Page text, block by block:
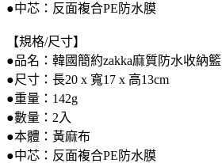
●中芯：反面複合PE防水膜
【規格/尺寸】
●品名：韓國簡約zakka麻質防水收納籃
●尺寸：長20 x 寬17 x 高13cm
●重量：142g
●數量：2入
●本體：黃麻布
●中芯：反面複合PE防水膜